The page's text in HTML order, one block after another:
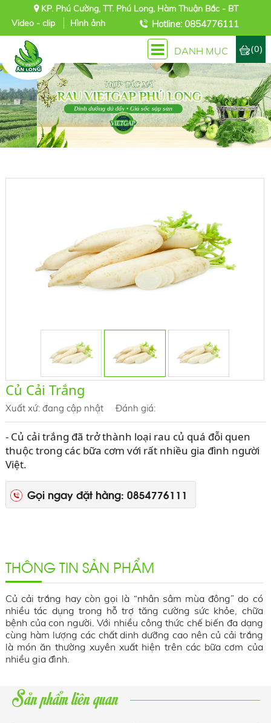
KP. Phú Cường, TT. Phú Long, Hàm Thuận Bắc - BT
Video - clip
Hình ảnh Hotline: 0854776111
(0)
DANH MỤC
Củ Cải Trắng
Xuất xứ: đang cập nhật Đánh giá:
- Củ cải trắng đã trở thành loại rau củ quá đỗi quen
thuộc trong các bữa cơm với rất nhiều gia đình người
Việt.
Gọi ngay đặt hàng: 0854776111
THÔNG TIN SẢN PHẨM
Củ cải trắng hay còn gọi là “nhân sâm mùa đông” do có
nhiều tác dụng trong hỗ trợ tăng cường sức khỏe, chữa
bệnh của con người. Với nhiều công thức chế biến đa dạng
cùng hàm lượng các chất dinh dưỡng cao nên củ cải trắng
là món ăn thường xuyên xuất hiện trên các bữa cơm của
nhiều gia đình.
Sản phẩm liên quan